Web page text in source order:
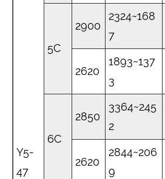
Y5-
47
5C
2900
2324~168
7
2620
1893~137
3
6C
2850
3364~245
2
2620
2844~206
9